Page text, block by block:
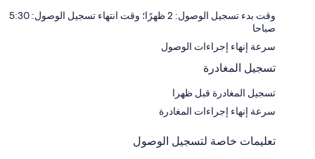
وقت بدء تسجيل الوصول: 2 ظهرًا؛ وقت انتهاء تسجيل الوصول: 5:30
صباحا
سرعة إنهاء إجراءات الوصول
تسجيل المغادرة
تسجيل المغادرة قبل ظهرا
سرعة إنهاء إجراءات المغادرة
تعليمات خاصة لتسجيل الوصول